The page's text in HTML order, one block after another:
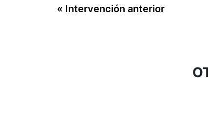
« Intervención anterior